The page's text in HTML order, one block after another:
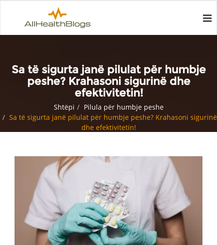
Sa të sigurta janë pilulat për humbje
peshe? Krahasoni sigurinë dhe
efektivitetin!
Shtëpi
Pilula për humbje peshe
Sa të sigurta janë pilulat për humbje peshe? Krahasoni sigurinë
dhe efektivitetin!